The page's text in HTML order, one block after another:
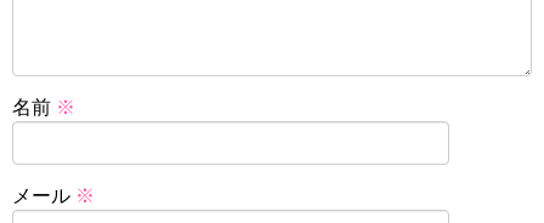
名前 ※
メール ※